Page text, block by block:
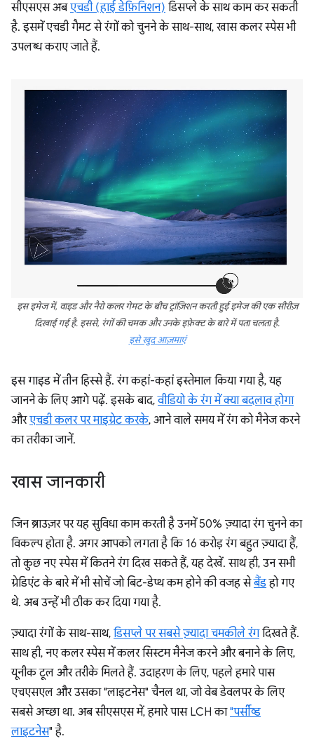
सीएसएस अबएचडी (हाई डेफ़िनिशन) डिसप्ले के साथ काम कर सकती
है. इसमें एचडी गैमट से रंगों को चुनने के साथ-साथ, खास कलर स्पेस भी
उपलब्ध कराए जाते हैं.
इस इमेज में, वाइड और नैरो कलर गेमट के बीच ट्रांज़िशन करती हुई इमेज की एक सीरीज़
दिखाई गई है. इससे, रंगों की चमक और उनके इफ़ेक्ट के बारे में पता चलता है.
इसे खुद आज़माएं
इस गाइड में तीन हिस्से हैं. रंग कहां-कहां इस्तेमाल किया गया है, यह
जानने के लिए आगे पढ़ें. इसके बाद,वीडियो के रंग में क्या बदलाव होगा
औरएचडी कलर पर माइग्रेट करके, आने वाले समय में रंग को मैनेज करने
का तरीका जानें.
खास जानकारी
जिन ब्राउज़र पर यह सुविधा काम करती है उनमें 50% ज़्यादा रंग चुनने का
विकल्प होता है. अगर आपको लगता है कि 16 करोड़ रंग बहुत ज़्यादा हैं,
तो कुछ नए स्पेस में कितने रंग दिख सकते हैं, यह देखें. साथ ही, उन सभी
ग्रेडिएंट के बारे में भी सोचें जो बिट-डेप्थ कम होने की वजह सेबैंडहो गए
थे. अब उन्हें भी ठीक कर दिया गया है.
ज़्यादा रंगों के साथ-साथ, डिसप्ले पर सबसे ज़्यादा चमकीले रंगदिखते हैं.
साथ ही, नए कलर स्पेस में कलर सिस्टम मैनेज करने और बनाने के लिए,
यूनीक टूल और तरीके मिलते हैं. उदाहरण के लिए, पहले हमारे पास
एचएसएल और उसका "लाइटनेस" चैनल था, जो वेब डेवलपर के लिए
सबसे अच्छा था. अब सीएसएस में, हमारे पास LCH का"पर्सीव्ड
लाइटनेस" है.